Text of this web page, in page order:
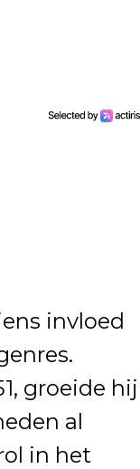
invloed
groeide hij
al
in het